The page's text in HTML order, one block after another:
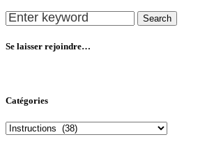
Search
Se laisser rejoindre…
Catégories
Catégories